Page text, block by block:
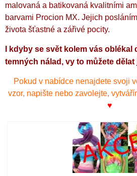
malovaná a batikovaná kvalitními
barvami Procion MX. Jejich
života šťastné a zářivé pocity.
I kdyby se svět kolem vás
temných nálad, vy to můžete dělat
Pokud v nabídce nenajdete svoji
vzor, napište nebo zavolejte,
♥